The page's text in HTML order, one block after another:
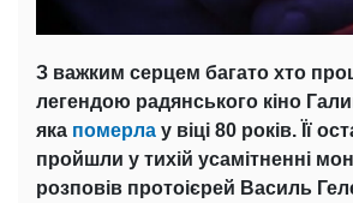
З важким серцем багато хто
легендою радянського кіно
яка померла у віці 80 років. Її
пройшли у тихій усамітненні
розповів протоієрей Василь